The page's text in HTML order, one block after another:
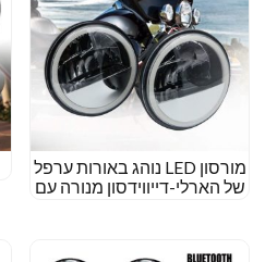
מורסון LED נוהג באורות ערפל
של הארלי-דייווידסון מנורה עם